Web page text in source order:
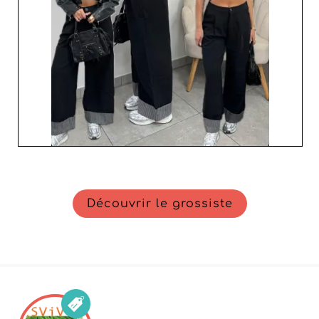
Découvrir le grossiste